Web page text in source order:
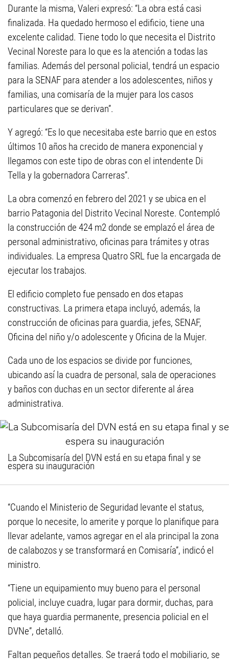
Durante la misma, Valeri expresó: “La obra está casi
finalizada. Ha quedado hermoso el edificio, tiene una
excelente calidad. Tiene todo lo que necesita el Distrito
Vecinal Noreste para lo que es la atención a todas las
familias. Además del personal policial, tendrá un espacio
para la SENAF para atender a los adolescentes, niños y
familias, una comisaría de la mujer para los casos
particulares que se derivan”.
Y agregó: “Es lo que necesitaba este barrio que en estos
últimos 10 años ha crecido de manera exponencial y
llegamos con este tipo de obras con el intendente Di
Tella y la gobernadora Carreras”.
La obra comenzó en febrero del 2021 y se ubica en el
barrio Patagonia del Distrito Vecinal Noreste. Contempló
la construcción de 424 m2 donde se emplazó el área de
personal administrativo, oficinas para trámites y otras
individuales. La empresa Quatro SRL fue la encargada de
ejecutar los trabajos.
El edificio completo fue pensado en dos etapas
constructivas. La primera etapa incluyó, además, la
construcción de oficinas para guardia, jefes, SENAF,
Oficina del niño y/o adolescente y Oficina de la Mujer.
Cada uno de los espacios se divide por funciones,
ubicando así la cuadra de personal, sala de operaciones
y baños con duchas en un sector diferente al área
administrativa.
La Subcomisaría del DVN está en su etapa final y se
espera su inauguración
“Cuando el Ministerio de Seguridad levante el status,
porque lo necesite, lo amerite y porque lo planifique para
llevar adelante, vamos agregar en el ala principal la zona
de calabozos y se transformará en Comisaría”, indicó el
ministro.
“Tiene un equipamiento muy bueno para el personal
policial, incluye cuadra, lugar para dormir, duchas, para
que haya guardia permanente, presencia policial en el
DVNe”, detalló.
Faltan pequeños detalles. Se traerá todo el mobiliario, se